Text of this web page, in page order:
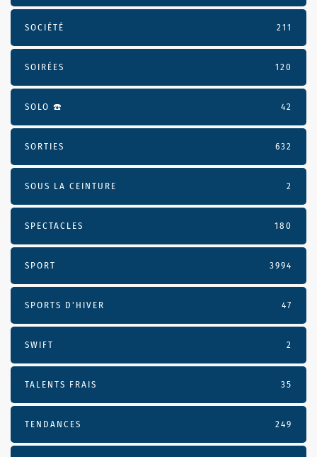
SOCIÉTÉ 211
SOIRÉES 120
SOLO ☎️ 42
SORTIES 632
SOUS LA CEINTURE 2
SPECTACLES 180
SPORT 3994
SPORTS D'HIVER 47
SWIFT 2
TALENTS FRAIS 35
TENDANCES 249